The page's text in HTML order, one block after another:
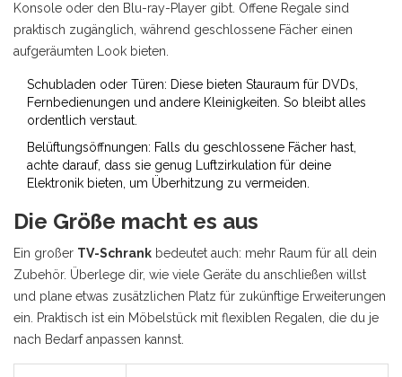
Konsole oder den Blu-ray-Player gibt. Offene Regale sind
praktisch zugänglich, während geschlossene Fächer einen
aufgeräumten Look bieten.
Schubladen oder Türen: Diese bieten Stauraum für DVDs,
Fernbedienungen und andere Kleinigkeiten. So bleibt alles
ordentlich verstaut.
Belüftungsöffnungen: Falls du geschlossene Fächer hast,
achte darauf, dass sie genug Luftzirkulation für deine
Elektronik bieten, um Überhitzung zu vermeiden.
Die Größe macht es aus
Ein großer TV-Schrank bedeutet auch: mehr Raum für all dein
Zubehör. Überlege dir, wie viele Geräte du anschließen willst
und plane etwas zusätzlichen Platz für zukünftige Erweiterungen
ein. Praktisch ist ein Möbelstück mit flexiblen Regalen, die du je
nach Bedarf anpassen kannst.